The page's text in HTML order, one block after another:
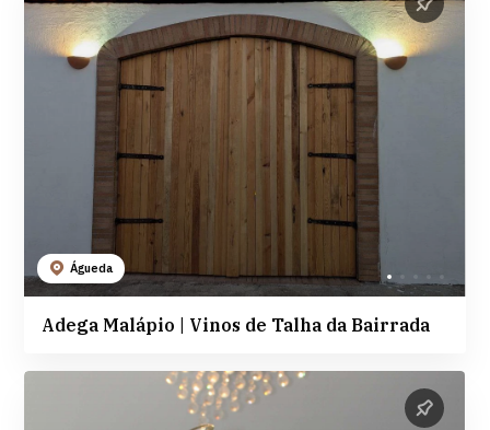
Águeda
Adega Malápio | Vinos de Talha da Bairrada